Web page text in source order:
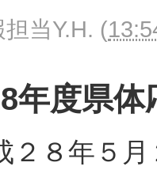
当Y.H. (
年度県
２８年５